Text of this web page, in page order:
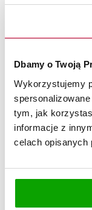
Dbamy o Twoją
Wykorzystujemy
tym, jak
informacje z
celach opisanych